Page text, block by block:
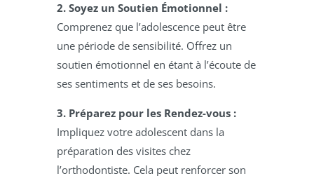
2. Soyez un Soutien Émotionnel :
Comprenez que l’adolescence peut être
une période de sensibilité. Offrez un
soutien émotionnel en étant à l’écoute de
ses sentiments et de ses besoins.
3. Préparez pour les Rendez-vous :
Impliquez votre adolescent dans la
préparation des visites chez
l’orthodontiste. Cela peut renforcer son